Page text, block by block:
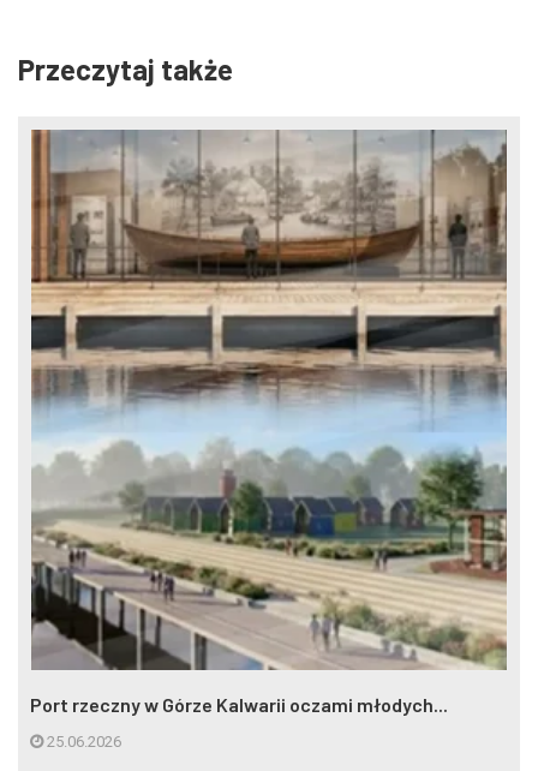
Przeczytaj także
Port rzeczny w Górze Kalwarii oczami młodych...
25.06.2026